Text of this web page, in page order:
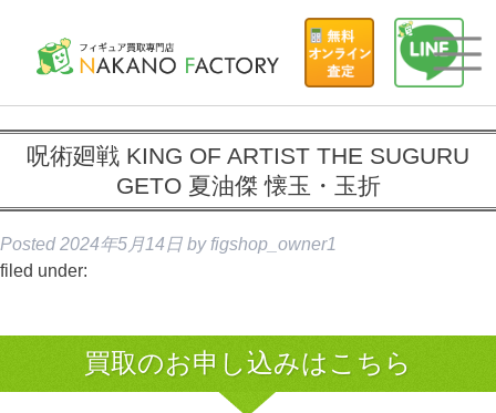
呪術廻戦 KING OF ARTIST THE SUGURU
GETO 夏油傑 懐玉・玉折
Posted 2024年5月14日 by figshop_owner1
filed under:
買取のお申し込みはこちら